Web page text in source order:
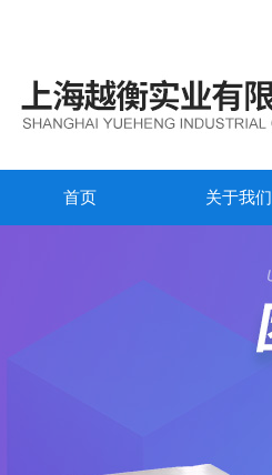
首页 关于我们